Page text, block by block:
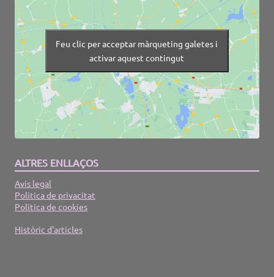
Feu clic per acceptar màrqueting galetes i
activar aquest contingut
ALTRES ENLLAÇOS
Avis legal
Politica de privacitat
Politica de cookies
Històric d'articles